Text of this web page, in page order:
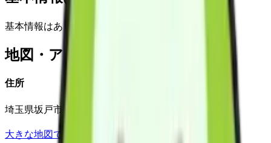
基本情報はありません
地図・アクセス
住所
埼玉県坂戸市千代田1-1-29第5武井ビル202
大きな地図で見る